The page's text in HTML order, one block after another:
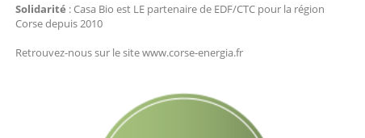
Solidarité : Casa Bio est LE partenaire de EDF/CTC pour la région
Corse depuis 2010
Retrouvez-nous sur le site www.corse-energia.fr